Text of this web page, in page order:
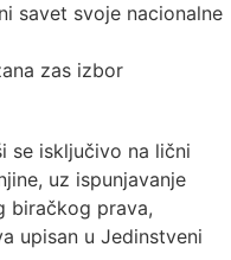
savet svoje nacionalne
zas izbor
se isključivo na lični
uz ispunjavanje
biračkog prava,
upisan u Jedinstveni